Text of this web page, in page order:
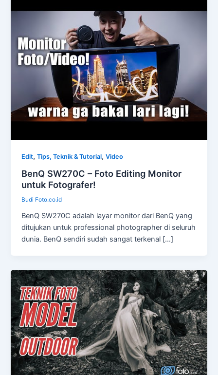
Edit,Tips, Teknik & Tutorial,Video
BenQ SW270C – Foto Editing Monitor
untuk Fotografer!
Budi Foto.co.id
BenQ SW270C adalah layar monitor dari BenQ yang
ditujukan untuk professional photographer di seluruh
dunia. BenQ sendiri sudah sangat terkenal […]